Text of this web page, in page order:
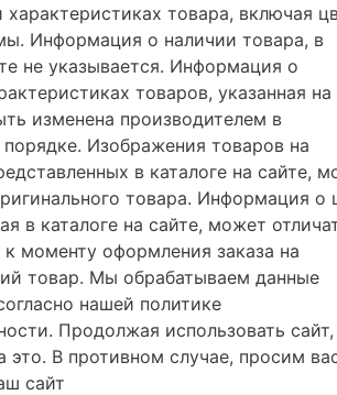
товара, включая
Информация о наличии товара, в
не указывается. Информация о
товаров, указанная на
изменена производителем в
Изображения товаров на
в каталоге на сайте,
товара. Информация о
в каталоге на сайте, может
моменту оформления заказа на
товар. Мы обрабатываем данные
нашей политике
Продолжая использовать
это. В противном случае, просим
сайт